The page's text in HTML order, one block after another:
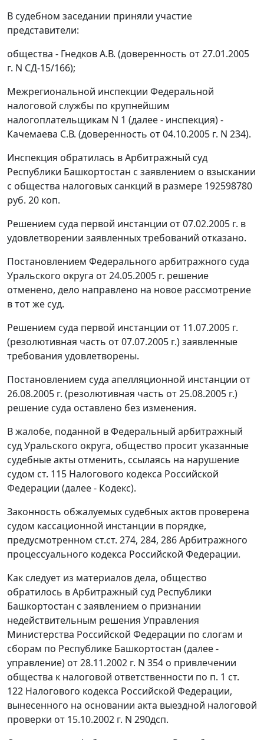
В судебном заседании приняли участие
представители:
общества - Гнедков А.В. (доверенность от 27.01.2005
г. N СД-15/166);
Межрегиональной инспекции Федеральной
налоговой службы по крупнейшим
налогоплательщикам N 1 (далее - инспекция) -
Качемаева С.В. (доверенность от 04.10.2005 г. N 234).
Инспекция обратилась в Арбитражный суд
Республики Башкортостан с заявлением о взыскании
с общества налоговых санкций в размере 192598780
руб. 20 коп.
Решением суда первой инстанции от 07.02.2005 г. в
удовлетворении заявленных требований отказано.
Постановлением Федерального арбитражного суда
Уральского округа от 24.05.2005 г. решение
отменено, дело направлено на новое рассмотрение
в тот же суд.
Решением суда первой инстанции от 11.07.2005 г.
(резолютивная часть от 07.07.2005 г.) заявленные
требования удовлетворены.
Постановлением суда апелляционной инстанции от
26.08.2005 г. (резолютивная часть от 25.08.2005 г.)
решение суда оставлено без изменения.
В жалобе, поданной в Федеральный арбитражный
суд Уральского округа, общество просит указанные
судебные акты отменить, ссылаясь на нарушение
судом ст. 115 Налогового кодекса Российской
Федерации (далее - Кодекс).
Законность обжалуемых судебных актов проверена
судом кассационной инстанции в порядке,
предусмотренном ст.ст. 274, 284, 286Арбитражного
процессуального кодекса Российской Федерации.
Как следует из материалов дела, общество
обратилось в Арбитражный суд Республики
Башкортостан с заявлением о признании
недействительным решения Управления
Министерства Российской Федерации по слогам и
сборам по Республике Башкортостан (далее -
управление) от 28.11.2002 г. N 354 о привлечении
общества к налоговой ответственности по п. 1 ст.
122 Налогового кодекса Российской Федерации,
вынесенного на основании акта выездной налоговой
проверки от 15.10.2002 г. N 290дсп.